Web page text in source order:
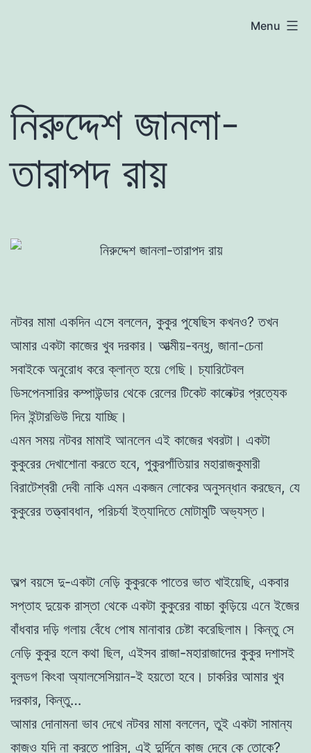
Menu
নিরুদ্দেশ জানলা-
তারাপদ রায়
নটবর মামা একদিন এসে বললেন, কুকুর পুষেছিস কখনও? তখন
আমার একটা কাজের খুব দরকার। আত্মীয়-বন্ধু, জানা-চেনা
সবাইকে অনুরোধ করে ক্লান্ত হয়ে গেছি। চ্যারিটেবল
ডিসপেনসারির কম্পাউন্ডার থেকে রেলের টিকেট কালেক্টর প্রত্যেক
দিন ইন্টারভিউ দিয়ে যাচ্ছি।
এমন সময় নটবর মামাই আনলেন এই কাজের খবরটা। একটা
কুকুরের দেখাশোনা করতে হবে, পুকুরপাঁতিয়ার মহারাজকুমারী
বিরাটেশ্বরী দেবী নাকি এমন একজন লোকের অনুসন্ধান করছেন, যে
কুকুরের তত্ত্বাবধান, পরিচর্যা ইত্যাদিতে মোটামুটি অভ্যস্ত।
অল্প বয়সে দু-একটা নেড়ি কুকুরকে পাতের ভাত খাইয়েছি, একবার
সপ্তাহ দুয়েক রাস্তা থেকে একটা কুকুরের বাচ্চা কুড়িয়ে এনে ইজের
বাঁধবার দড়ি গলায় বেঁধে পোষ মানাবার চেষ্টা করেছিলাম। কিন্তু সে
নেড়ি কুকুর হলে কথা ছিল, এইসব রাজা-মহারাজাদের কুকুর দশাসই
বুলডগ কিংবা অ্যালসেসিয়ান-ই হয়তো হবে। চাকরির আমার খুব
দরকার, কিন্তু…
আমার দোনামনা ভাব দেখে নটবর মামা বললেন, তুই একটা সামান্য
কাজও যদি না করতে পারিস, এই দুর্দিনে কাজ দেবে কে তোকে?